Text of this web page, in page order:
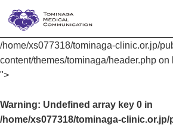
/home/xs077318/tominaga-clinic.or.jp/
content/themes/tominaga/header.php on
">
Warning: Undefined array key 0 in
/home/xs077318/tominaga-